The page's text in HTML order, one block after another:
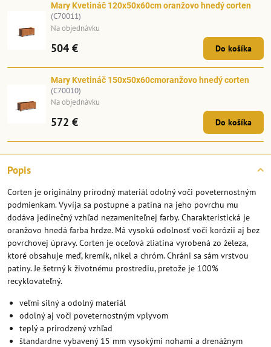
Popis
Corten je originálny prírodný materiál odolný voči poveternostným
podmienkam. Vyvíja sa postupne a patina na jeho povrchu mu
dodáva jedinečný vzhľad nezameniteľnej farby. Charakteristická je
oranžovo hnedá farba hrdze. Má vysokú odolnosť voči korózii aj bez
povrchovej úpravy. Corten je oceľová zliatina vyrobená zo železa,
ktoré obsahuje meď, kremík, nikel a chróm. Chráni sa sám vrstvou
patiny. Je šetrný k životnému prostrediu, pretože je 100%
recyklovateľný.
veľmi silný a odolný materiál
odolný aj voči poveternostným vplyvom
teplý a prirodzený vzhľad
štandardne vybavený 15 mm vysokými nohami a drenážnym
Mary Kvetináč 120x50x60cm oranžovo hnedý corten
(C70011)
Na objednávku
504 € Do košíka
Mary Kvetináč 150x50x60cmoranžovo hnedý corten
(C70010)
Na objednávku
572 € Do košíka